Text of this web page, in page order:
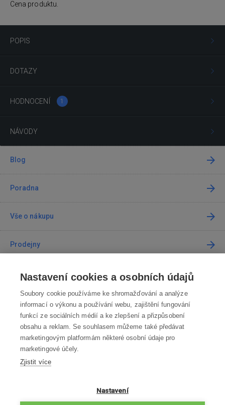
POPIS
DOTAZY
HODNOCENÍ 1
NÁVODY
Cena produktu.
Blog
Poradna
Vše o nákupu
Prodejny
Kontakt
Kontaktujte nás
info@robotworld.cz
220 770 770 Po-Pá 8:00—16:00
VŠECHNY KONTAKTY
Nastavení cookies a osobních údajů
Soubory cookie používáme ke shromažďování a analýze
informací o výkonu a používání webu, zajištění fungování
funkcí ze sociálních médií a ke zlepšení a přizpůsobení
obsahu a reklam. Se souhlasem můžeme také předávat
marketingovým platformám některé osobní údaje pro
marketingové účely.
Zjistit více
Nastavení